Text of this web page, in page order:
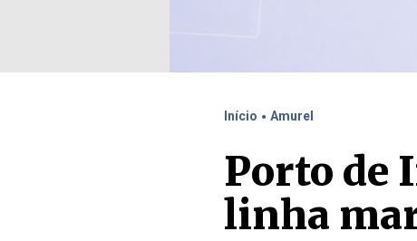
Início . Amurel
Porto de
linha